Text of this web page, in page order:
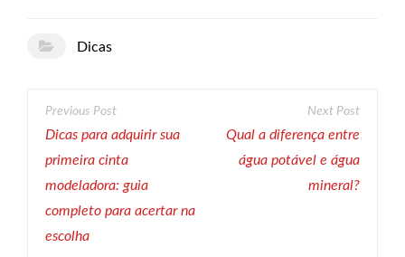
Dicas
Navegação
de
Post
Dicas para adquirir sua
primeira cinta
modeladora: guia
completo para acertar na
escolha
Qual a diferença entre
água potável e água
mineral?